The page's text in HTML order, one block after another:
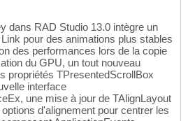
dans RAD Studio 13.0 intègre un
pour des animations plus stables
des performances lors de la copie
du GPU, un tout nouveau
propriétés TPresentedScrollBox
interface
une mise à jour de TAlignLayout
d'alignement pour centrer les